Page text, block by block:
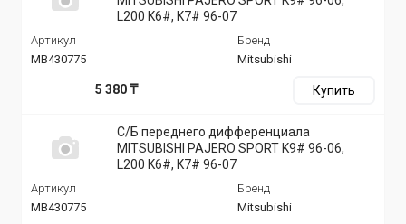
L200 K6#, K7# 96-07
Артикул
MB430775
Бренд
Mitsubishi
5 380 ₸ Купить
С/Б переднего дифференциала
MITSUBISHI PAJERO SPORT K9# 96-06,
L200 K6#, K7# 96-07
Артикул
MB430775
Бренд
Mitsubishi